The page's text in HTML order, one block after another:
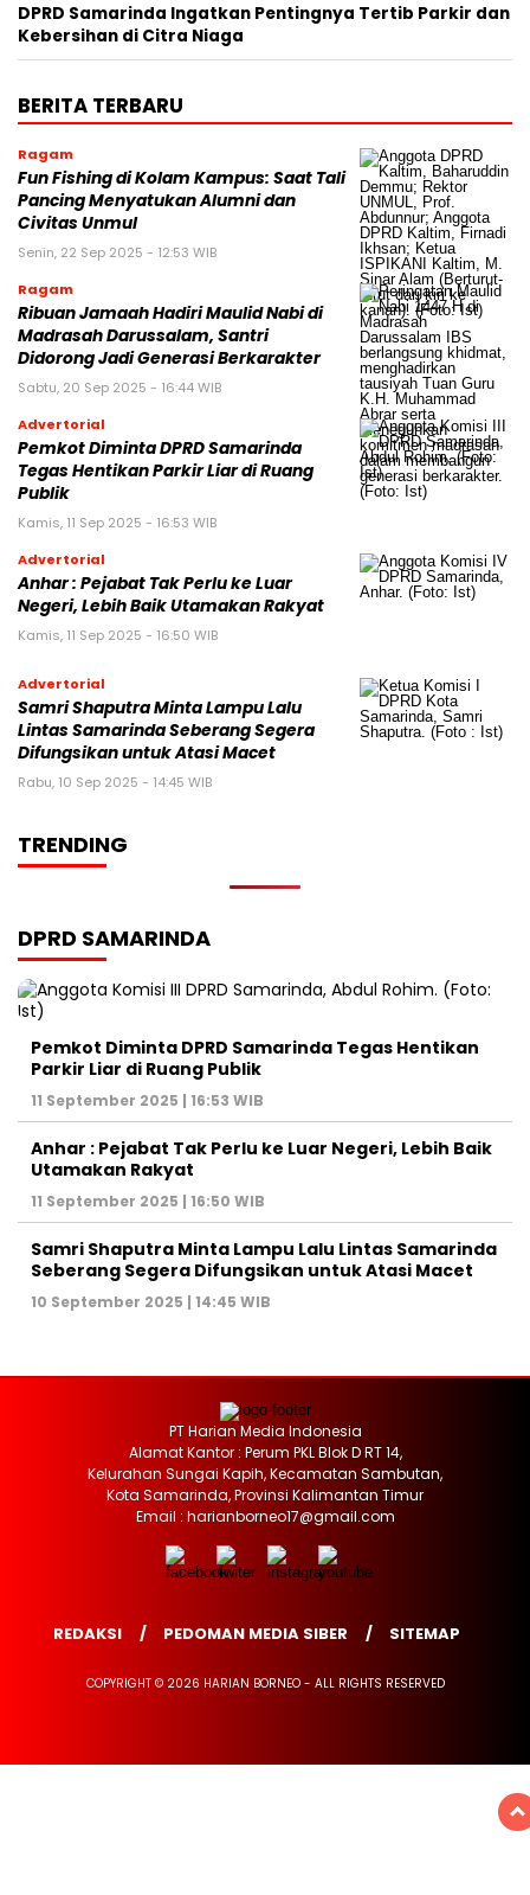
DPRD Samarinda Ingatkan Pentingnya Tertib Parkir dan
Kebersihan di Citra Niaga
BERITA TERBARU
Ragam
Fun Fishing di Kolam Kampus: Saat Tali
Pancing Menyatukan Alumni dan
Civitas Unmul
Senin, 22 Sep 2025 - 12:53 WIB
Ragam
Ribuan Jamaah Hadiri Maulid Nabi di
Madrasah Darussalam, Santri
Didorong Jadi Generasi Berkarakter
Sabtu, 20 Sep 2025 - 16:44 WIB
Advertorial
Pemkot Diminta DPRD Samarinda
Tegas Hentikan Parkir Liar di Ruang
Publik
Kamis, 11 Sep 2025 - 16:53 WIB
Advertorial
Anhar : Pejabat Tak Perlu ke Luar
Negeri, Lebih Baik Utamakan Rakyat
Kamis, 11 Sep 2025 - 16:50 WIB
Advertorial
Samri Shaputra Minta Lampu Lalu
Lintas Samarinda Seberang Segera
Difungsikan untuk Atasi Macet
Rabu, 10 Sep 2025 - 14:45 WIB
TRENDING
DPRD SAMARINDA
Pemkot Diminta DPRD Samarinda Tegas Hentikan
Parkir Liar di Ruang Publik
11 September 2025 | 16:53 WIB
Anhar : Pejabat Tak Perlu ke Luar Negeri, Lebih Baik
Utamakan Rakyat
11 September 2025 | 16:50 WIB
Samri Shaputra Minta Lampu Lalu Lintas Samarinda
Seberang Segera Difungsikan untuk Atasi Macet
10 September 2025 | 14:45 WIB
PT Harian Media Indonesia
Alamat Kantor : Perum PKL Blok D RT 14,
Kelurahan Sungai Kapih, Kecamatan Sambutan,
Kota Samarinda, Provinsi Kalimantan Timur
Email : harianborneo17@gmail.com
REDAKSI PEDOMAN MEDIA SIBER SITEMAP
COPYRIGHT © 2026 HARIAN BORNEO - ALL RIGHTS RESERVED